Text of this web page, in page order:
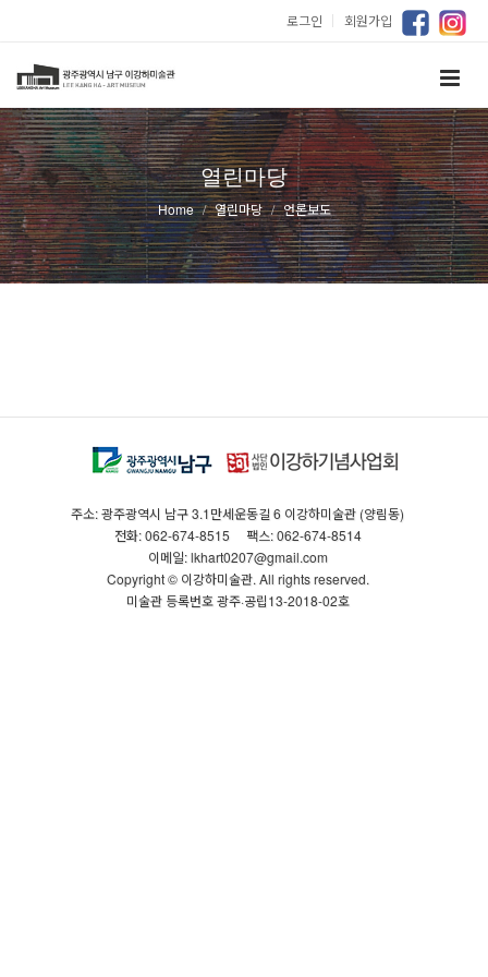
로그인 ｜ 회원가입
열린마당
Home 열린마당 언론보도
주소: 광주광역시 남구 3.1만세운동길 6 이강하미술관 (양림동)
전화: 062-674-8515
팩스: 062-674-8514
이메일: lkhart0207@gmail.com
Copyright © 이강하미술관. All rights reserved.
미술관 등록번호 광주·공립13-2018-02호